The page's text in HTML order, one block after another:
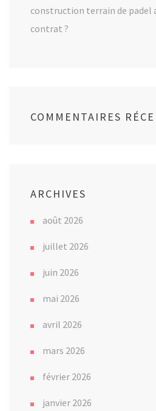
construction terrain de padel
contrat ?
COMMENTAIRES
ARCHIVES
août 2026
juillet 2026
juin 2026
mai 2026
avril 2026
mars 2026
février 2026
janvier 2026